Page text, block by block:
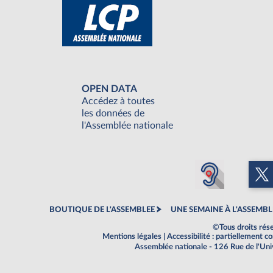
OPEN DATA
Accédez à toutes
les données de
l'Assemblée nationale
BOUTIQUE DE L'ASSEMBLEE UNE SEMAINE À
©Tous droits
Mentions légales
Accessibilité : partiellement
Assemblée nationale - 126 Rue de